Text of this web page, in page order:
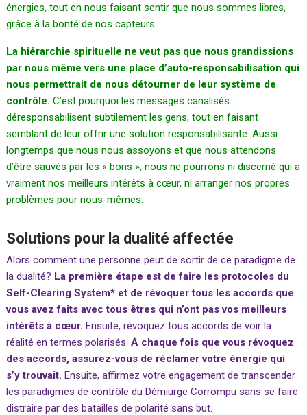
énergies, tout en nous faisant sentir que nous sommes libres,
grâce à la bonté de nos capteurs.
La hiérarchie spirituelle ne veut pas que nous grandissions
par nous même vers une place d’auto-responsabilisation qui
nous permettrait de nous détourner de leur système de
contrôle.C’est pourquoi les messages canalisés
déresponsabilisent subtilement les gens, tout en faisant
semblant de leur offrir une solution responsabilisante. Aussi
longtemps que nous nous assoyons et que nous attendons
d’être sauvés par les « bons », nous ne pourrons ni discerné qui a
vraiment nos meilleurs intérêts à cœur, ni arranger nos propres
problèmes pour nous-mêmes.
Solutions pour la dualité affectée
Alors comment une personne peut de sortir de ce paradigme de
la dualité? La première étape est de faire les protocoles du
Self-Clearing System* et de révoquer tous les accords que
vous avez faits avec tous êtres qui n’ont pas vos meilleurs
intérêts à cœur.Ensuite, révoquez tous accords de voir la
réalité en termes polarisés.À chaque fois que vous révoquez
des accords, assurez-vous de réclamer votre énergie qui
s’y trouvait.Ensuite, affirmez votre engagement de transcender
les paradigmes de contrôle du Démiurge Corrompu sans se faire
distraire par des batailles de polarité sans but.